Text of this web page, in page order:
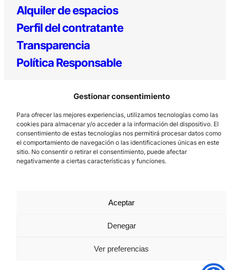
Gestionar consentimiento
Para ofrecer las mejores experiencias, utilizamos tecnologías como las
cookies para almacenar y/o acceder a la información del dispositivo. El
consentimiento de estas tecnologías nos permitirá procesar datos como
el comportamiento de navegación o las identificaciones únicas en este
sitio. No consentir o retirar el consentimiento, puede afectar
negativamente a ciertas características y funciones.
Aceptar
Denegar
Ver preferencias
Alquiler de espacios
Perfil del contratante
Transparencia
Política Responsable
Los Prados, 121 – 33203 Gijón
985 185 577 – info@laboralcentrodearte.org